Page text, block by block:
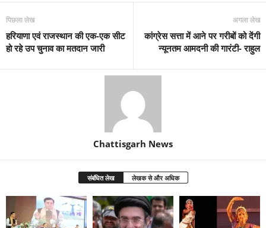
पिछला लेख
हरियाणा एवं राजस्थान की एक-एक सीट
हो रहे उप चुनाव का मतदान जारी
अगला लेख
कांग्रेस सत्ता में आने पर गरीबों को देंगी
न्यूनतम आमदनी की गारंटी- राहुल
Chattisgarh News
संबंधित लेख लेखक से और अधिक